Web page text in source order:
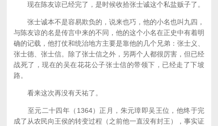
现在陈友谅已经完了，是时候收拾张士诚这个私盐贩子了。
张士诚本不是容易欺负的，说来也巧，他的小名也叫九四，
与陈友谅的名是传言中来的不同，他的这个小名在正史中有着明
确的记载，他打仗和统治地方主要是靠他的几个兄弟：张士义、
张士德、张士信。除了张士信之外，另两个人都很厉害，但已经
战死了，现在的吴在花花公子张士信的带领下，已经走了下坡
路。
看来这次再没有天祐了。
至元二十四年（1364）正月，朱元璋即吴王位，他终于完
成了从农民向王侯的转变过程（之前他一直没有封王），事实证